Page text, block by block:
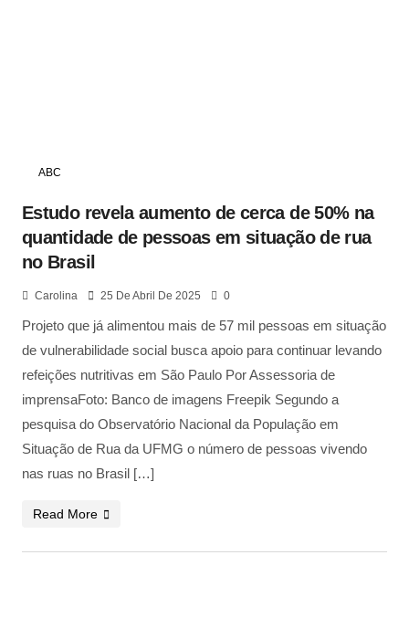
ABC
Estudo revela aumento de cerca de 50% na
quantidade de pessoas em situação de rua
no Brasil
Carolina 25 De Abril De 2025 0
Projeto que já alimentou mais de 57 mil pessoas em situação
de vulnerabilidade social busca apoio para continuar levando
refeições nutritivas em São Paulo Por Assessoria de
imprensaFoto: Banco de imagens Freepik Segundo a
pesquisa do Observatório Nacional da População em
Situação de Rua da UFMG o número de pessoas vivendo
nas ruas no Brasil […]
Read More